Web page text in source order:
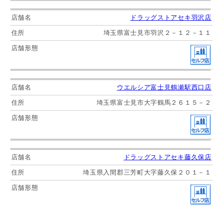
ドラッグストアセキ羽沢店
埼玉県富士見市羽沢２－１２－１１
ウエルシア富士見鶴瀬駅西口店
埼玉県富士見市大字鶴馬２６１５－２
ドラッグストアセキ藤久保店
埼玉県入間郡三芳町大字藤久保２０１－１